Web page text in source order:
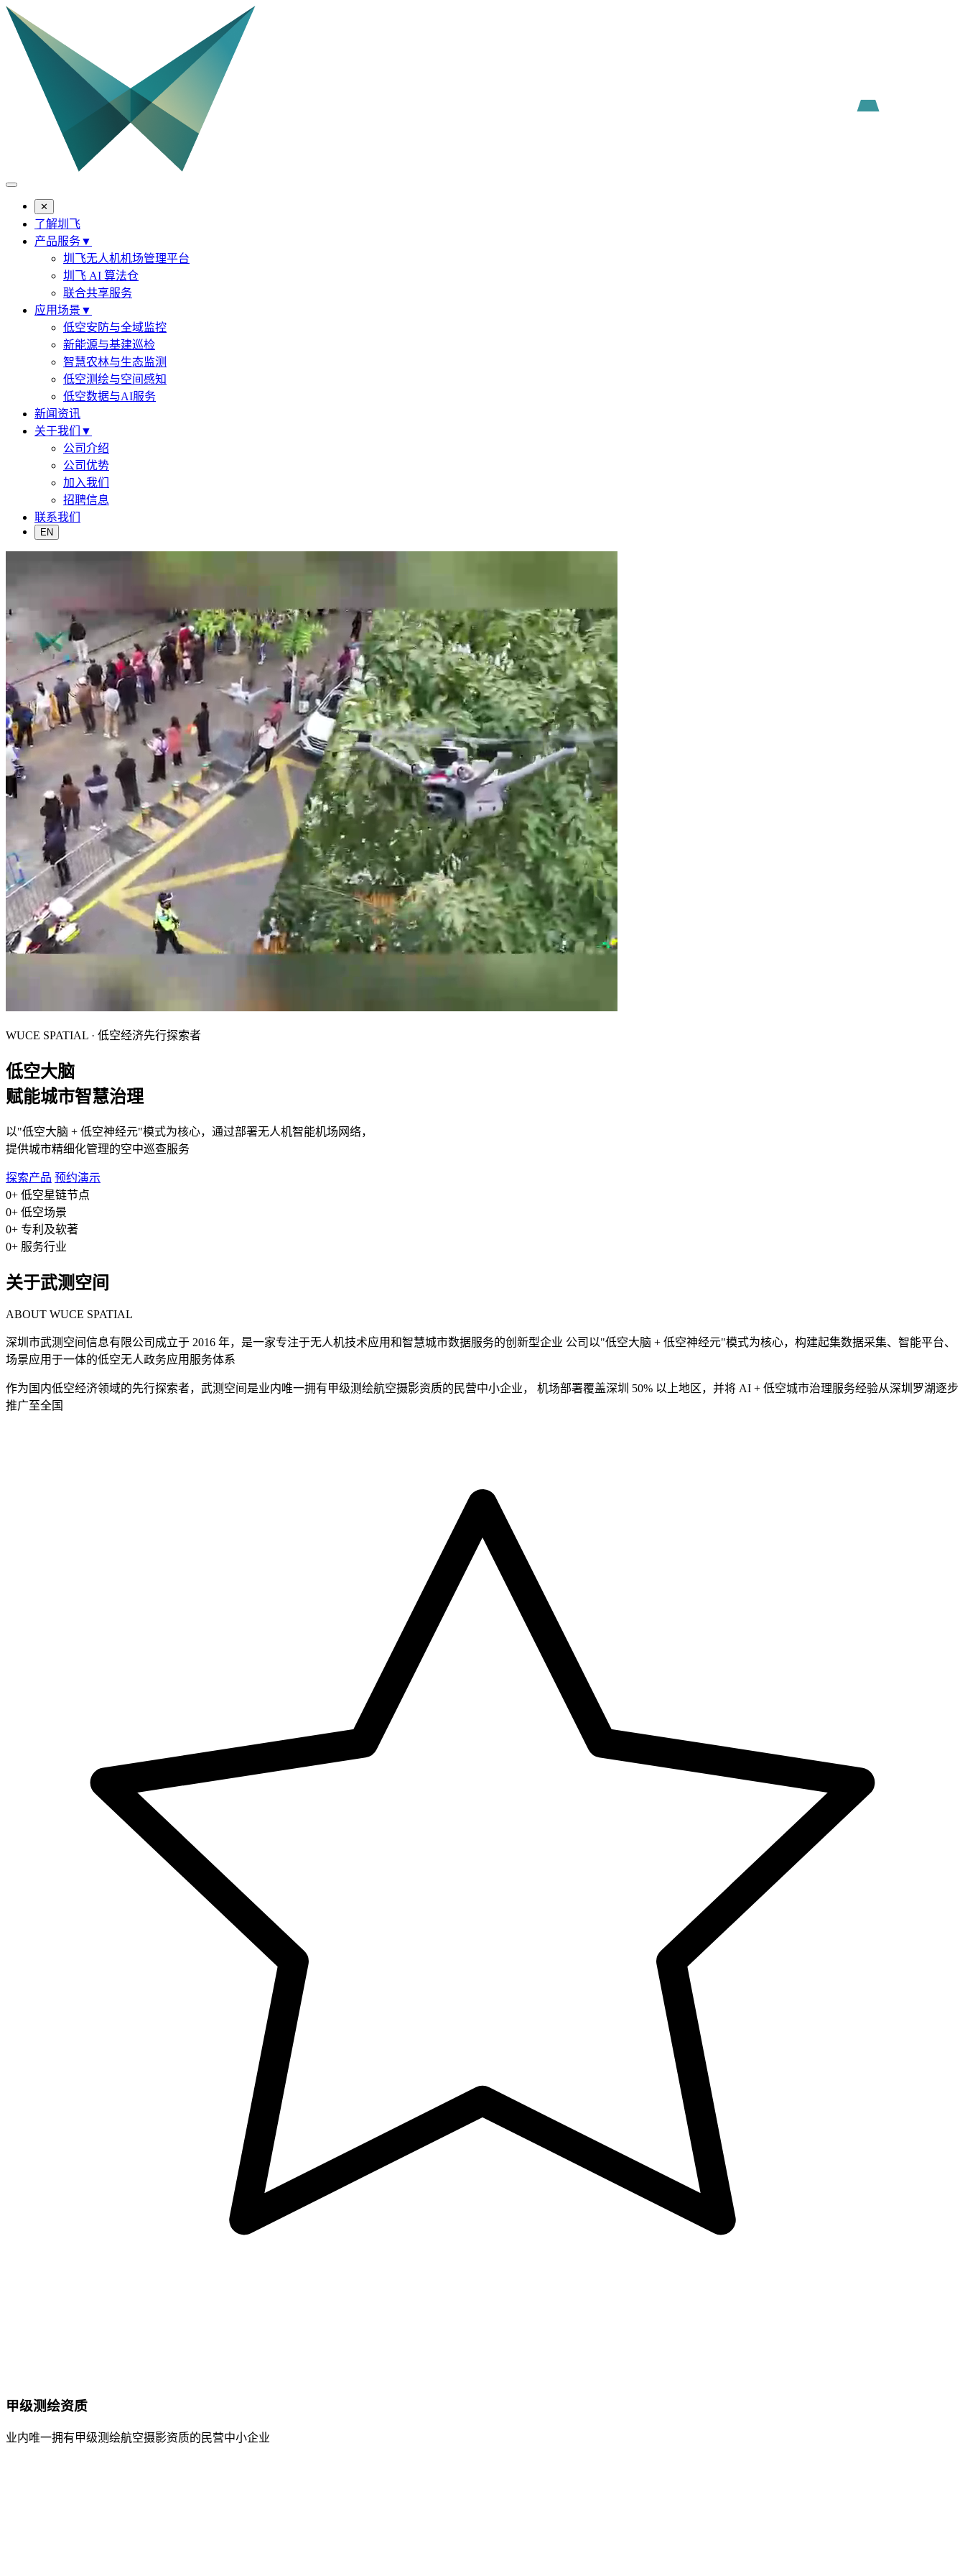
✕
了解圳飞
产品服务▼
圳飞无人机机场管理平台
圳飞 AI 算法仓
联合共享服务
应用场景 ▼
低空安防与全域监控
新能源与基建巡检
智慧农林与生态监测
低空测绘与空间感知
低空数据与AI服务
新闻资讯
关于我们 ▼
公司介绍
公司优势
加入我们
招聘信息
联系我们
EN
WUCE SPATIAL · 低空经济先行探索者
低空大脑
赋能城市智慧治理
以"低空大脑 + 低空神经元"模式为核心，通过部署无人机智能机场网络，
提供城市精细化管理的空中巡查服务
探索产品 预约演示
0+ 低空星链节点
0+ 低空场景
0+ 专利及软著
0+ 服务行业
关于武测空间
ABOUT WUCE SPATIAL
深圳市武测空间信息有限公司成立于 2016 年，是一家专注于无人机技术应用和智慧城市数据服务的创新型企业 公司以"低空大脑 + 低空神经元"模式为核心，构建起集数据采集、智能平台、
场景应用于一体的低空无人政务应用服务体系
作为国内低空经济领域的先行探索者，武测空间是业内唯一拥有甲级测绘航空摄影资质的民营中小企业， 机场部署覆盖深圳 50% 以上地区，并将 AI + 低空城市治理服务经验从深圳罗湖逐步
推广至全国
甲级测绘资质
业内唯一拥有甲级测绘航空摄影资质的民营中小企业